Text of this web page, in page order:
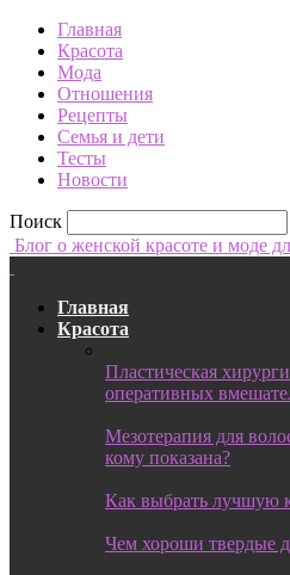
Главная
Красота
Мода
Отношения
Рецепты
Семья и дети
Тесты
Новости
Поиск
Блог о женской красоте и моде
Главная
Красота
Пластическая
оперативных
Мезотерапия для
кому показана?
Как выбрать лучшую
Чем хороши твердые